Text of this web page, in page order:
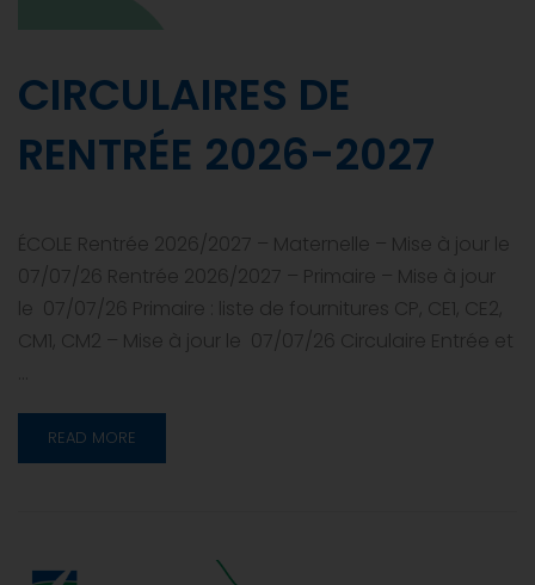
CIRCULAIRES DE
RENTRÉE 2026-2027
ÉCOLE Rentrée 2026/2027 – Maternelle – Mise à jour le
07/07/26 Rentrée 2026/2027 – Primaire – Mise à jour
le 07/07/26 Primaire : liste de fournitures CP, CE1, CE2,
CM1, CM2 – Mise à jour le 07/07/26 Circulaire Entrée et
READ MORE